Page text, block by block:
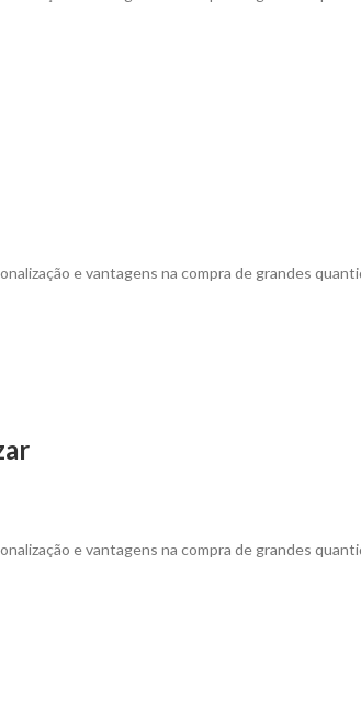
e vantagens na compra de grandes
e vantagens na compra de grandes